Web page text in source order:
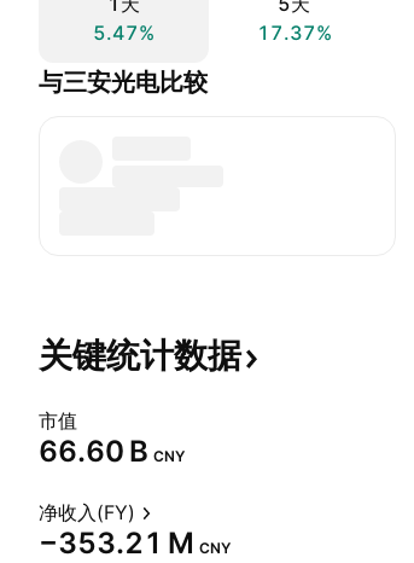
5.47%
17.37%
与三安光电比较
关键统计数据
市值
‪66.60 B‬ CNY
净收入(FY)
‪−353.21 M‬ CNY